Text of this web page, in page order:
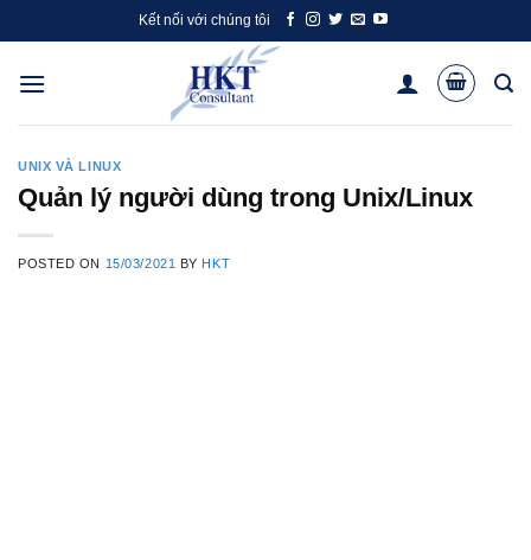
to
content
Kết nối với chúng tôi
UNIX VÀ LINUX
Quản lý người dùng trong Unix/Linux
POSTED ON 15/03/2021 BY HKT